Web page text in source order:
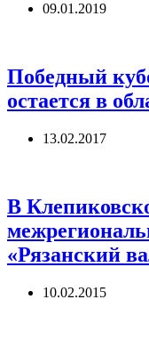
09.01.2019
Победный
остается в
13.02.2017
В
«Рязанский
10.02.2015